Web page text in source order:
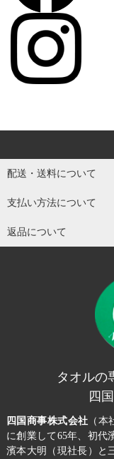
配送・送料について
支払い方法について
返品について
タオルの
四
四国商事株式会社 （
に創業して65年、初代
濱本大明（現社長）と